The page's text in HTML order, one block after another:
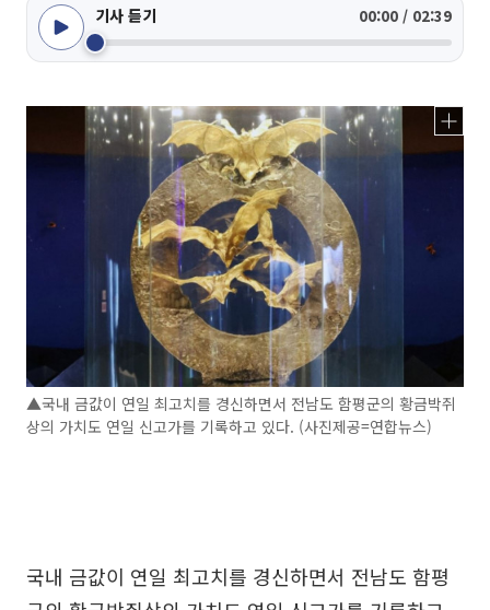
기사 듣기 00:00 / 02:39
▲국내 금값이 연일 최고치를 경신하면서 전남도 함평군의 황금박쥐
상의 가치도 연일 신고가를 기록하고 있다. (사진제공=연합뉴스)
국내 금값이 연일 최고치를 경신하면서 전남도 함평